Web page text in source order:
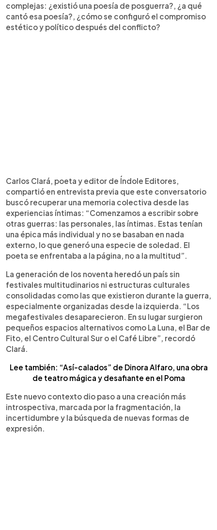
complejas: ¿existió una poesía de posguerra?, ¿a qué
cantó esa poesía?, ¿cómo se configuró el compromiso
estético y político después del conflicto?
Carlos Clará, poeta y editor de Índole Editores,
compartió en entrevista previa que este conversatorio
buscó recuperar una memoria colectiva desde las
experiencias íntimas: “Comenzamos a escribir sobre
otras guerras: las personales, las íntimas. Estas tenían
una épica más individual y no se basaban en nada
externo, lo que generó una especie de soledad. El
poeta se enfrentaba a la página, no a la multitud”.
La generación de los noventa heredó un país sin
festivales multitudinarios ni estructuras culturales
consolidadas como las que existieron durante la guerra,
especialmente organizadas desde la izquierda. “Los
megafestivales desaparecieron. En su lugar surgieron
pequeños espacios alternativos como La Luna, el Bar de
Fito, el Centro Cultural Sur o el Café Libre”, recordó
Clará.
Lee también: “Así-calados” de Dinora Alfaro, una obra
de teatro mágica y desafiante en el Poma
Este nuevo contexto dio paso a una creación más
introspectiva, marcada por la fragmentación, la
incertidumbre y la búsqueda de nuevas formas de
expresión.